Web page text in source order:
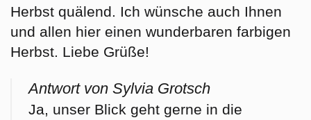
Herbst quälend. Ich wünsche auch Ihnen
und allen hier einen wunderbaren farbigen
Herbst. Liebe Grüße!
Antwort von Sylvia Grotsch
Ja, unser Blick geht gerne in die